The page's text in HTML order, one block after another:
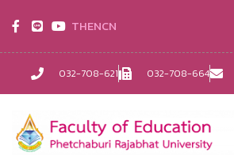
032-708-621 032-708-664
THENCN